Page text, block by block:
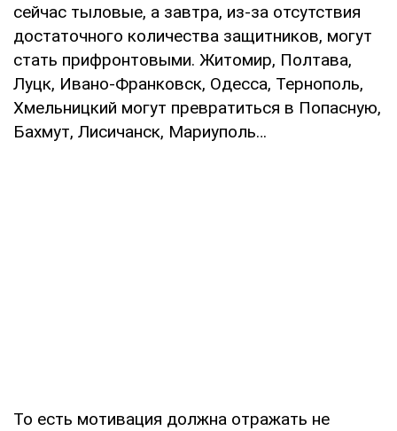
сейчас тыловые, а завтра, из-за отсутствия
достаточного количества защитников, могут
стать прифронтовыми. Житомир, Полтава,
Луцк, Ивано-Франковск, Одесса, Тернополь,
Хмельницкий могут превратиться в Попасную,
Бахмут, Лисичанск, Мариуполь…
То есть мотивация должна отражать не